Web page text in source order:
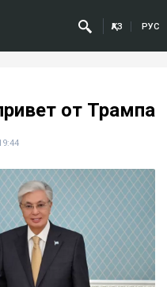
ҚАЗ РУС
от Трампа